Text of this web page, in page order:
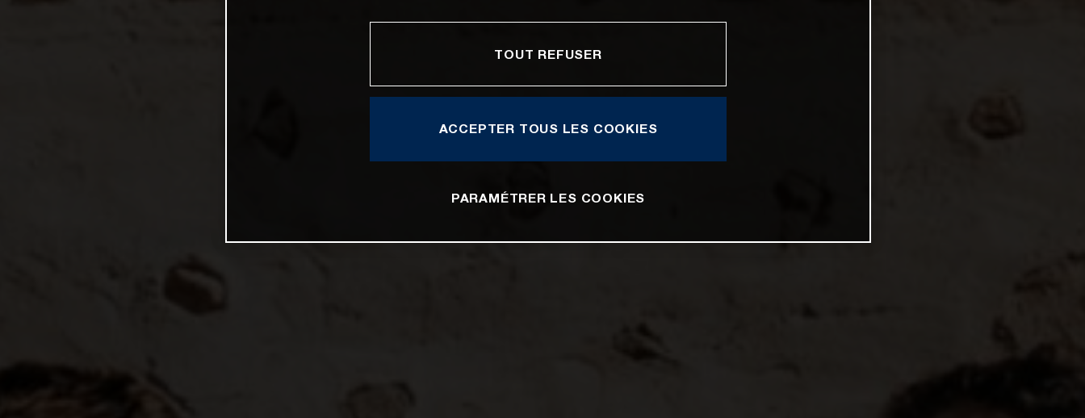
TOUT REFUSER
ACCEPTER TOUS LES COOKIES
PARAMÉTRER LES COOKIES